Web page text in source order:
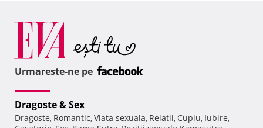
Urmareste-ne pe
Dragoste & Sex
Dragoste, Romantic, Viata sexuala, Relatii, Cuplu, Iubire,